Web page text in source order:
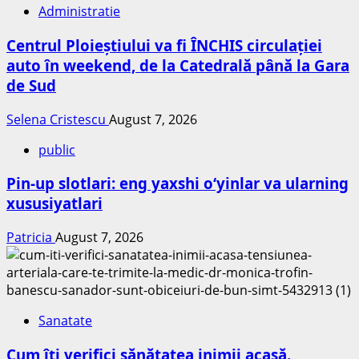
Administratie
Centrul Ploieștiului va fi ÎNCHIS circulației
auto în weekend, de la Catedrală până la Gara
de Sud
Selena Cristescu August 7, 2026
public
Pin-up slotlari: eng yaxshi o‘yinlar va ularning
xususiyatlari
Patricia August 7, 2026
Sanatate
Cum îți verifici sănătatea inimii acasă.